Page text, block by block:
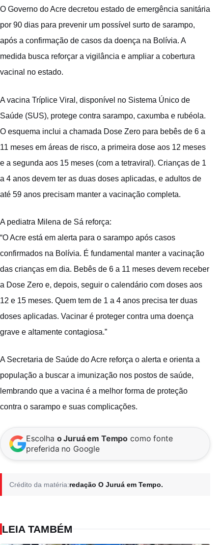
O Governo do Acre decretou estado de emergência sanitária
por 90 dias para prevenir um possível surto de sarampo,
após a confirmação de casos da doença na Bolívia. A
medida busca reforçar a vigilância e ampliar a cobertura
vacinal no estado.
A vacina Tríplice Viral, disponível no Sistema Único de
Saúde (SUS), protege contra sarampo, caxumba e rubéola.
O esquema inclui a chamada Dose Zero para bebês de 6 a
11 meses em áreas de risco, a primeira dose aos 12 meses
e a segunda aos 15 meses (com a tetraviral). Crianças de 1
a 4 anos devem ter as duas doses aplicadas, e adultos de
até 59 anos precisam manter a vacinação completa.
A pediatra Milena de Sá reforça:
“O Acre está em alerta para o sarampo após casos
confirmados na Bolívia. É fundamental manter a vacinação
das crianças em dia. Bebês de 6 a 11 meses devem receber
a Dose Zero e, depois, seguir o calendário com doses aos
12 e 15 meses. Quem tem de 1 a 4 anos precisa ter duas
doses aplicadas. Vacinar é proteger contra uma doença
grave e altamente contagiosa.”
A Secretaria de Saúde do Acre reforça o alerta e orienta a
população a buscar a imunização nos postos de saúde,
lembrando que a vacina é a melhor forma de proteção
contra o sarampo e suas complicações.
Escolha o Juruá em Tempo como fonte
preferida no Google
Crédito da matéria:redação O Juruá em Tempo.
LEIA TAMBÉM